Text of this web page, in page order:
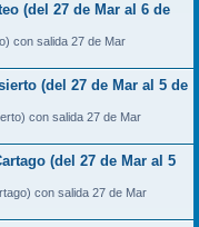
(del 27 de Mar al 6 de
con salida 27 de Mar
(del 27 de Mar al 5 de
con salida 27 de Mar
(del 27 de Mar al 5
con salida 27 de Mar